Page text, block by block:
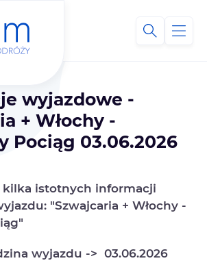
wyjazdowe -
+ Włochy -
Pociąg 03.06.2026
kilka istotnych informacji
"Szwajcaria + Włochy -
wyjazdu -> 03.06.2026